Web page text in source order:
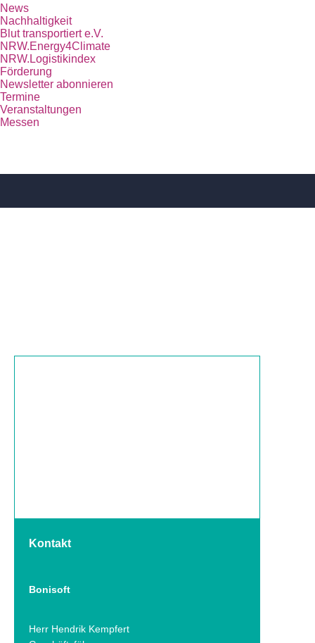
News
Nachhaltigkeit
Blut transportiert e.V.
NRW.Energy4Climate
NRW.Logistikindex
Förderung
Newsletter abonnieren
Termine
Veranstaltungen
Messen
Kontakt
Bonisoft
Herr Hendrik Kempfert